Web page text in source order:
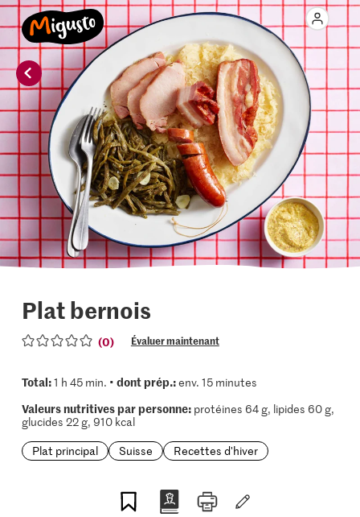
Plat bernois
(0) Évaluer maintenant
Total:1 h 45 min. • dont prép.:env. 15 minutes
Valeurs nutritives par personne:protéines 64 g, lipides 60 g,
glucides 22 g, 910 kcal
Plat principal
Suisse Recettes d'hiver